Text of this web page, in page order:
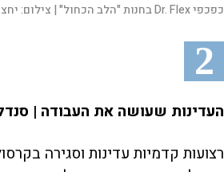
כפכפי Dr. Flex בחנות "הלב הכחול" | צילום:יחצ
2
העדינות שעושה את העבודה |
רצועות קדמיות עדינות וסגירה